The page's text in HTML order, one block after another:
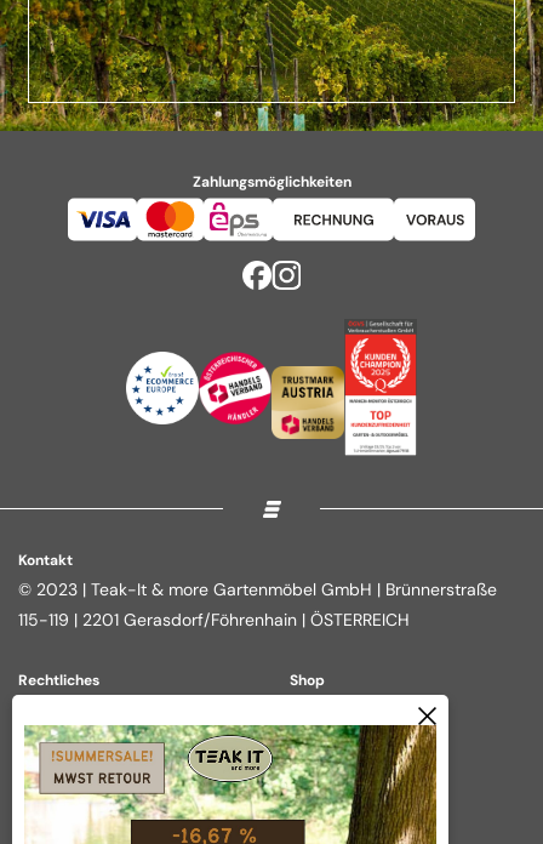
Zahlungsmöglichkeiten
Kontakt
© 2023 | Teak-It & more Gartenmöbel GmbH | Brünnerstraße
115-119 | 2201 Gerasdorf/Föhrenhain | ÖSTERREICH
Rechtliches
Datenschutz
AGB
Widerrufsbelehrung
Vertrag widerrufen
Shop
Essgruppen
Outdoor Kitchen
Tische